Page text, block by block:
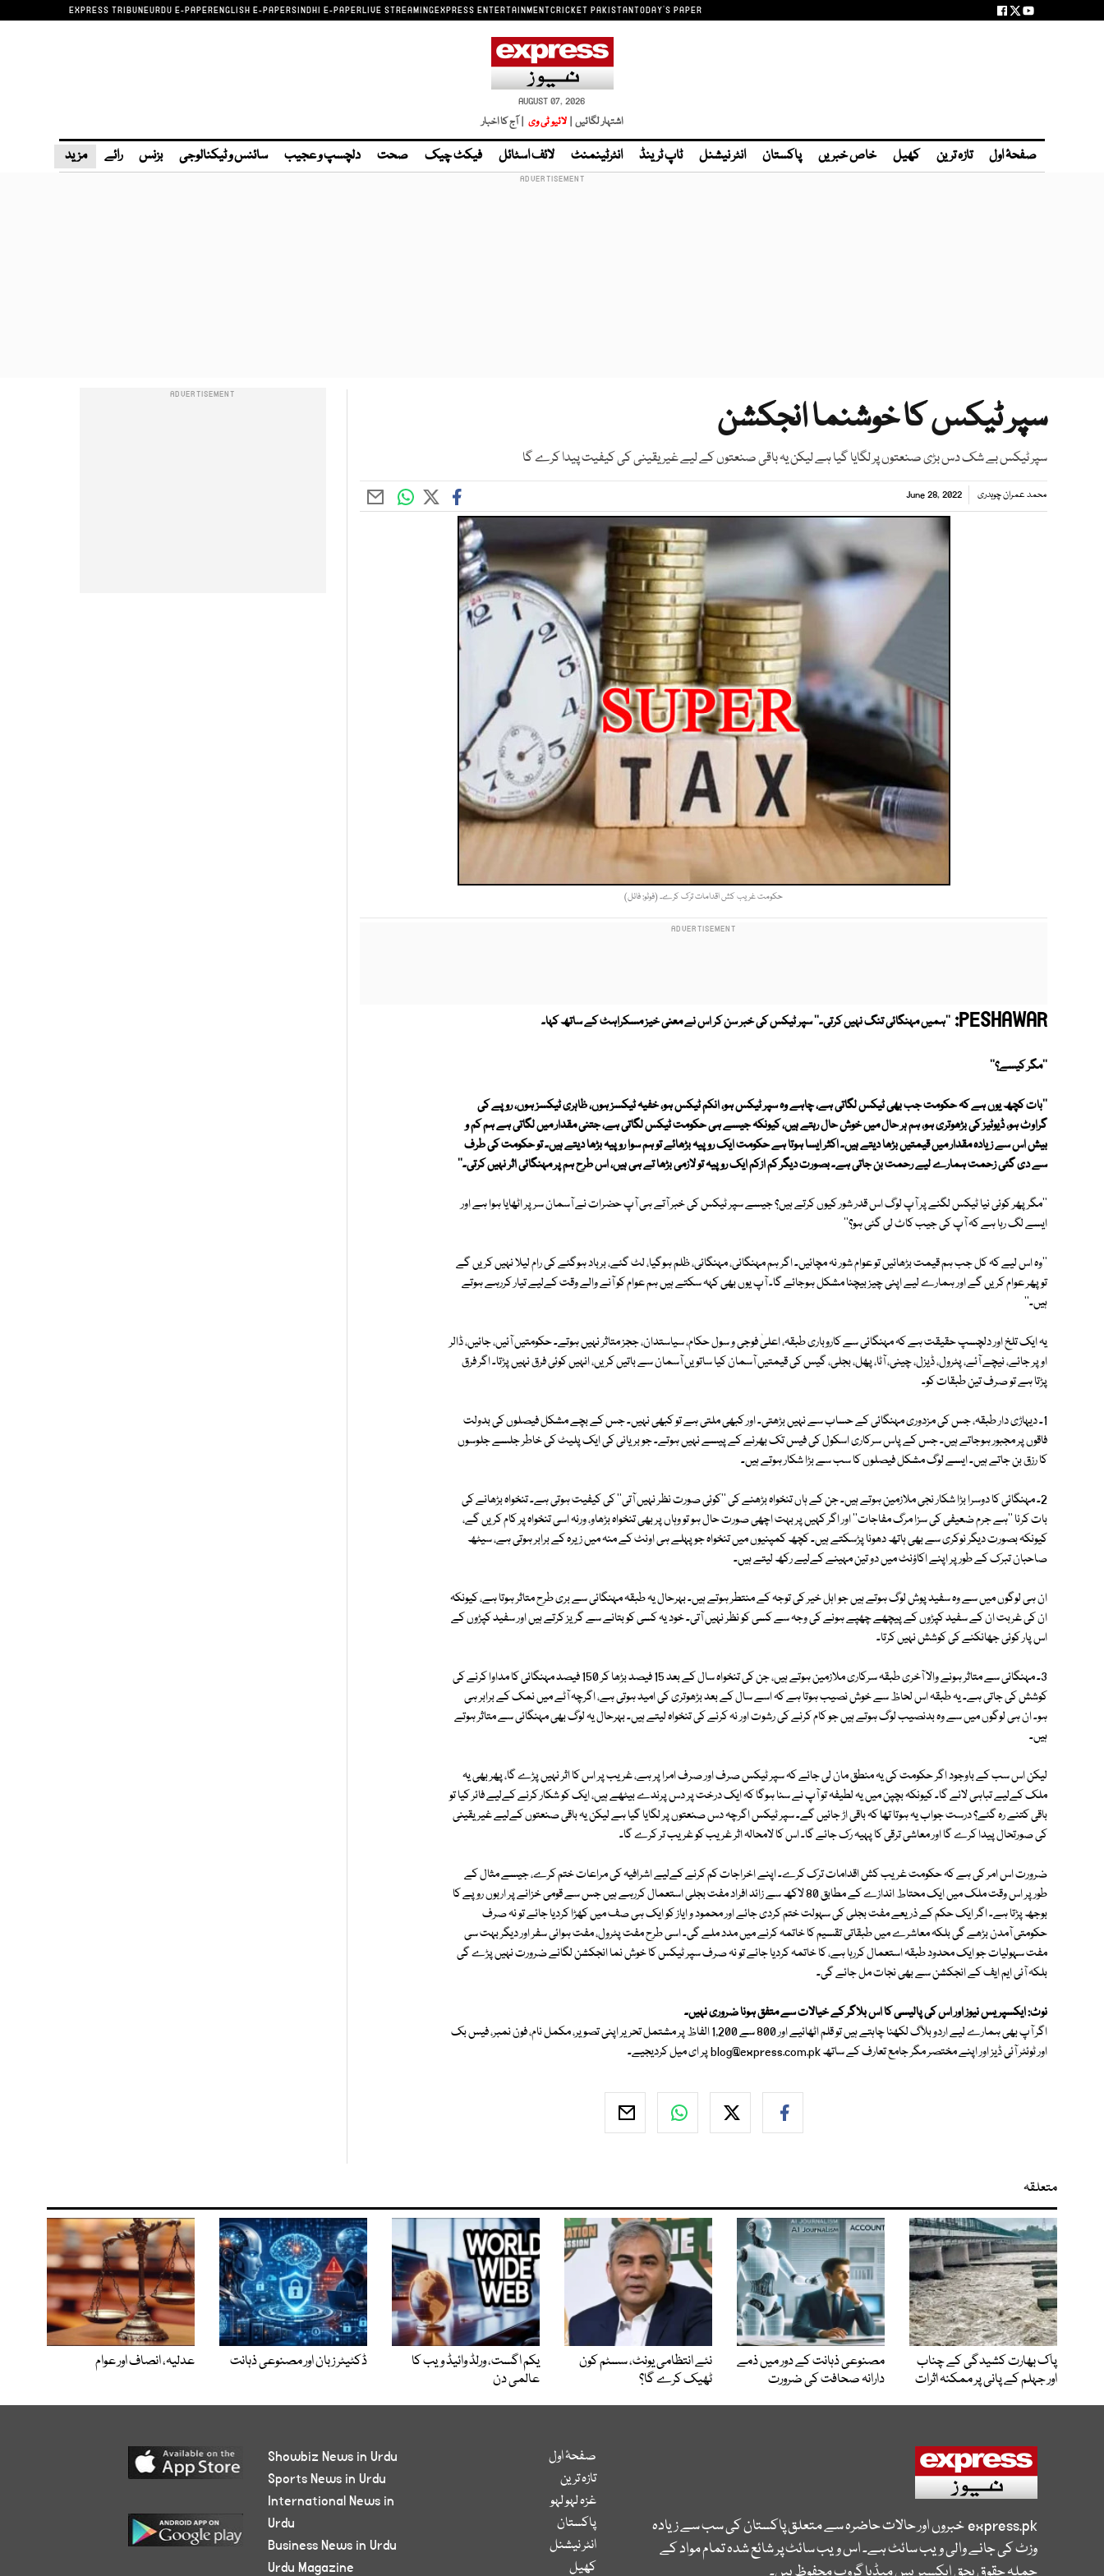
EXPRESS TRIBUNEURDU E-PAPERENGLISH E-PAPERSINDHI E-PAPERLIVE STREAMINGEXPRESS ENTERTAINMENTCRICKET PAKISTANTODAY'S PAPER
AUGUST 07, 2026
اشتہار لگائیں | لائیو ٹی وی | آج کا اخبار
صفحۂ اول تازہ ترین کھیل خاص خبریں پاکستان انٹر نیشنل ٹاپ ٹرینڈ انٹرٹینمنٹ لائف اسٹائل فیکٹ چیک صحت دلچسپ و عجیب سائنس و ٹیکنالوجی بزنس رائے مزید
سپر ٹیکس کا خوشنما انجکشن
سپر ٹیکس بے شک دس بڑی صنعتوں پر لگایا گیا ہے لیکن یہ باقی صنعتوں کے لیے غیر یقینی کی کیفیت پیدا کرے گا
محمد عمران چوہدری June 28, 2022
حکومت غریب کش اقدامات ترک کرے۔ (فوٹو: فائل)
PESHAWAR: ''ہمیں مہنگائی تنگ نہیں کرتی۔'' سپر ٹیکس کی خبر سن کر اس نے معنی خیز مسکراہٹ کے ساتھ کہا۔
''مگر کیسے؟''
''بات کچھ یوں ہے کہ حکومت جب بھی ٹیکس لگاتی ہے، چاہے وہ سپر ٹیکس ہو، انکم ٹیکس ہو، خفیہ ٹیکسز ہوں، ظاہری ٹیکسز ہوں، روپے کی
گراوٹ ہو، ڈیوٹیز کی بڑھوتری ہو، ہم ہر حال میں خوش حال رہتے ہیں، کیونکہ جیسے ہی حکومت ٹیکس لگاتی ہے، جتنی مقدار میں لگاتی ہے ہم کم و
بیش اس سے زیادہ مقدار میں قیمتیں بڑھا دیتے ہیں۔ اکثر ایسا ہوتا ہے حکومت ایک روپیہ بڑھائے تو ہم سوا روپیہ بڑھا دیتے ہیں۔ تو حکومت کی طرف
سے دی گئی زحمت ہمارے لیے رحمت بن جاتی ہے۔ بصورت دیگر کم ازکم ایک روپیہ تو لازمی بڑھا تے ہی ہیں، اس طرح ہم پر مہنگائی اثر نہیں کرتی۔''
''مگر پھر کوئی نیا ٹیکس لگنے پر آپ لوگ اس قدر شور کیوں کرتے ہیں؟ جیسے سپر ٹیکس کی خبر آتے ہی آپ حضرات نے آسمان سر پر اٹھایا ہوا ہے اور
ایسے لگ رہا ہے کہ آپ کی جیب کاٹ لی گئی ہو؟''
''وہ اس لیے کہ کل جب ہم قیمت بڑھائیں تو عوام شور نہ مچائیں۔ اگر ہم مہنگائی، مہنگائی، ظلم ہوگیا، لٹ گئے، برباد ہوگئے کی رام لیلا نہیں کریں گے
تو پھر عوام کریں گے اور ہمارے لیے اپنی چیز بیچنا مشکل ہوجائے گا۔ آپ یوں بھی کہہ سکتے ہیں ہم عوام کو آنے والے وقت کےلیے تیار کررہے ہوتے
ہیں۔''
یہ ایک تلخ اور دلچسپ حقیقت ہے کہ مہنگائی سے کاروباری طبقہ، اعلیٰ فوجی و سول حکام، سیاستدان، ججز متاثر نہیں ہوتے۔ حکومتیں آئیں، جائیں، ڈالر
اوپر جائے، نیچے آئے، پٹرول، ڈیزل، چینی، آٹا، پھل، بجلی، گیس کی قیمتیں آسمان کیا ساتویں آسمان سے باتیں کریں، انہیں کوئی فرق نہیں پڑتا۔ اگر فرق
پڑتا ہے تو صرف تین طبقات کو۔
1۔ دیہاڑی دار طبقہ، جس کی مزدوری مہنگائی کے حساب سے نہیں بڑھتی۔ اور کبھی ملتی ہے تو کبھی نہیں۔ جس کے بچے مشکل فیصلوں کی بدولت
فاقوں پر مجبور ہوجاتے ہیں۔ جس کے پاس سرکاری اسکول کی فیس تک بھرنے کے پیسے نہیں ہوتے۔ جو بریانی کی ایک پلیٹ کی خاطر جلسے جلوسوں
کا رزق بن جاتے ہیں۔ ایسے لوگ مشکل فیصلوں کا سب سے بڑا شکار ہوتے ہیں۔
2۔ مہنگائی کا دوسرا بڑا شکار نجی ملازمین ہوتے ہیں۔ جن کے ہاں تنخواہ بڑھنے کی ''کوئی صورت نظر نہیں آتی'' کی کیفیت ہوتی ہے۔ تنخواہ بڑھانے کی
بات کرنا ''ہے جرم ضعیفی کی سزا مرگ مفاجات'' اور اگر کہیں پر بہت اچھی صورت حال ہو تو وہاں پر بھی تنخواہ بڑھاو، ورنہ اسی تنخواہ پر کام کریں گے،
کیونکہ بصورت دیگر نوکری سے بھی ہاتھ دھونا پڑسکتے ہیں۔ کچھ کمپنیوں میں تنخواہ جو پہلے ہی اونٹ کے منہ میں زیرہ کے برابر ہوتی ہے، سیٹھ
صاحبان تبرک کے طور پر اپنے اکاؤنٹ میں دو تین مہینے کےلیے رکھ لیتے ہیں۔
ان ہی لوگوں میں سے وہ سفید پوش لوگ ہوتے ہیں جو اہل خیر کی توجہ کے منتطر ہوتے ہیں۔ بہرحال یہ طبقہ مہنگائی سے بری طرح متاثر ہوتا ہے، کیونکہ
ان کی غربت ان کے سفید کپڑوں کے پیچھے چھپے ہونے کی وجہ سے کسی کو نظر نہیں آتی۔ خود یہ کسی کو بتانے سے گریز کرتے ہیں اور سفید کپڑوں کے
اس پار کوئی جھانکنے کی کوشش نہیں کرتا۔
3۔ مہنگائی سے متاثر ہونے والا آخری طبقہ سرکاری ملازمین ہوتے ہیں، جن کی تنخواہ سال کے بعد 15 فیصد بڑھا کر 150 فیصد مہنگائی کا مداوا کرنے کی
کوشش کی جاتی ہے۔ یہ طبقہ اس لحاظ سے خوش نصیب ہوتا ہے کہ اسے سال کے بعد بڑھوتری کی امید ہوتی ہے، اگرچہ آٹے میں نمک کے برابر ہی
ہو۔ ان ہی لوگوں میں سے وہ بدنصیب لوگ ہوتے ہیں جو کام کرنے کی رشوت اور نہ کرنے کی تنخواہ لیتے ہیں۔ بہرحال یہ لوگ بھی مہنگائی سے متاثر ہوتے
ہیں۔
لیکن اس سب کے باوجود اگر حکومت کی یہ منطق مان لی جائے کہ سپر ٹیکس صرف اور صرف امرا پر ہے، غریب پر اس کا اثر نہیں پڑے گا، پھر بھی یہ
ملک کےلیے تباہی لائے گا۔ کیونکہ بچپن میں یہ لطیفہ تو آپ نے سنا ہوگا کہ ایک درخت پر دس پرندے بیٹھے ہیں، ایک کو شکار کرنے کےلیے فائر کیا تو
باقی کتنے رہ گئے؟ درست جواب یہ ہوتا تھا کہ باقی اڑ جائیں گے۔ سپر ٹیکس اگرچہ دس صنعتوں پر لگایا گیا ہے لیکن یہ باقی صنعتوں کےلیے غیر یقینی
کی صورتحال پیدا کرے گا اور معاشی ترقی کا پہیہ رک جائے گا۔ اس کا لامحالہ اثر غریب کو غریب تر کرے گا۔
ضرورت اس امر کی ہے کہ حکومت غریب کش اقدامات ترک کرے۔ اپنے اخراجات کم کرنے کےلیے اشرافیہ کی مراعات ختم کرے، جیسے مثال کے
طور پر اس وقت ملک میں ایک محتاط اندازے کے مطابق 80 لاکھ سے زائد افراد مفت بجلی استعمال کررہے ہیں جس سے قومی خزانے پر اربوں روپے کا
بوجھ پڑتا ہے۔ اگر ایک حکم کے ذریعے مفت بجلی کی سہولت ختم کردی جائے اور محمود و ایاز کو ایک ہی صف میں کھڑا کردیا جائے تو نہ صرف
حکومتی آمدن بڑھے گی بلکہ معاشرے میں طبقاتی تقسیم کا خاتمہ کرنے میں مدد ملے گی۔ اسی طرح مفت پٹرول، مفت ہوائی سفر اور دیگر بہت سی
مفت سہولیات جو ایک محدود طبقہ استعمال کررہا ہے، کا خاتمہ کردیا جائے تو نہ صرف سپر ٹیکس کا خوش نما انجکشن لگانے ضرورت نہیں پڑے گی
بلکہ آئی ایم ایف کے انجکشن سے بھی نجات مل جائے گی۔
نوٹ: ایکسپریس نیوز اور اس کی پالیسی کا اس بلاگر کے خیالات سے متفق ہونا ضروری نہیں۔
اگر آپ بھی ہمارے لیے اردو بلاگ لکھنا چاہتے ہیں تو قلم اٹھائیے اور 800 سے 1,200 الفاظ پر مشتمل تحریر اپنی تصویر، مکمل نام، فون نمبر، فیس بک
اور ٹوئٹر آئی ڈیز اور اپنے مختصر مگر جامع تعارف کے ساتھblog@express.com.pkپر ای میل کردیجیے۔
متعلقہ
پاک بھارت کشیدگی کے چناب
اور جہلم کے پانی پر ممکنہ اثرات
مصنوعی ذہانت کے دور میں ذمے
دارانہ صحافت کی ضرورت
نئے انتظامی یونٹ، سسٹم کون
ٹھیک کرے گا؟
یکم اگست، ورلڈ وائیڈ ویب کا
عالمی دن
ڈکٹیٹر زبان اور مصنوعی ذہانت عدلیہ، انصاف اور عوام
express.pkخبروں اور حالات حاضرہ سے متعلق پاکستان کی سب سے زیادہ
وزٹ کی جانے والی ویب سائٹ ہے۔ اس ویب سائٹ پر شائع شدہ تمام مواد کے
صفحۂ اول
تازہ ترین
غزہ لہو لہو
پاکستان
انٹر نیشنل
کھیل
Showbiz News in Urdu
Sports News in Urdu
International News in
Urdu
Business News in Urdu
Urdu Magazine